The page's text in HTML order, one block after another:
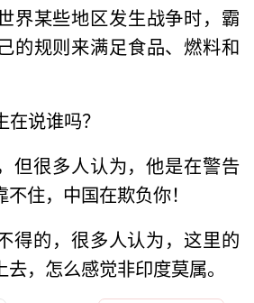
界某些地区发生战争时，霸
的规则来满足食品、燃料和
说谁吗？
但很多人认为，他是在警告
住，中国在欺负你！
得的，很多人认为，这里的
，怎么感觉非印度莫属。